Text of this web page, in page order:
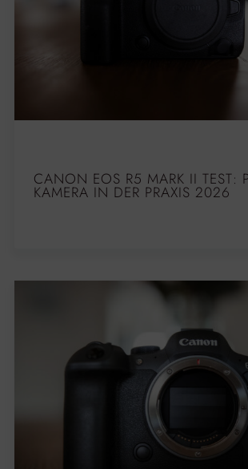
CANON EOS R5 MARK II TEST:
KAMERA IN DER PRAXIS 2026